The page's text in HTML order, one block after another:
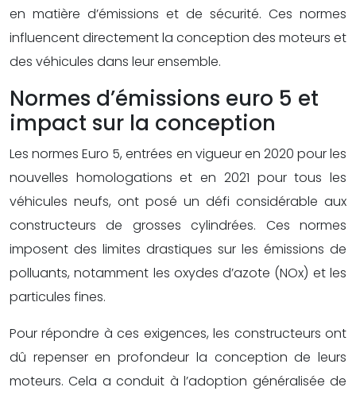
en matière d’émissions et de sécurité. Ces normes
influencent directement la conception des moteurs et
des véhicules dans leur ensemble.
Normes d’émissions euro 5 et
impact sur la conception
Les normes Euro 5, entrées en vigueur en 2020 pour les
nouvelles homologations et en 2021 pour tous les
véhicules neufs, ont posé un défi considérable aux
constructeurs de grosses cylindrées. Ces normes
imposent des limites drastiques sur les émissions de
polluants, notamment les oxydes d’azote (NOx) et les
particules fines.
Pour répondre à ces exigences, les constructeurs ont
dû repenser en profondeur la conception de leurs
moteurs. Cela a conduit à l’adoption généralisée de